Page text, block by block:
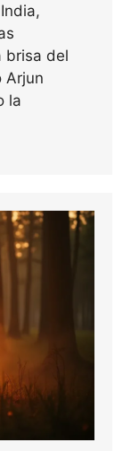
brisa del
Arjun
la